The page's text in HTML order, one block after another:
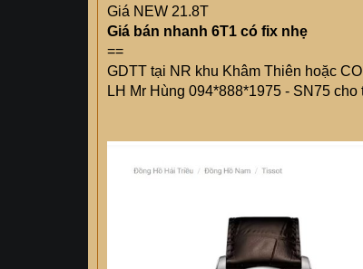
Giá NEW 21.8T
Giá bán nhanh 6T1 có fix nhẹ
==
GDTT tại NR khu Khâm Thiên hoặc
LH Mr Hùng 094*888*1975 - SN75